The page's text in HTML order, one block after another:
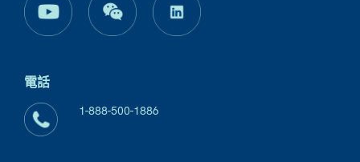
電話
1-888-500-1886